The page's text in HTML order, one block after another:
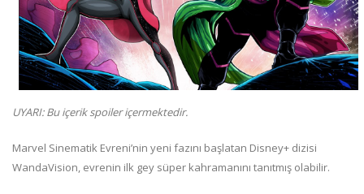
UYARI: Bu içerik spoiler içermektedir.
Marvel Sinematik Evreni’nin yeni fazını başlatan Disney+ dizisi
WandaVision, evrenin ilk gey süper kahramanını tanıtmış olabilir.